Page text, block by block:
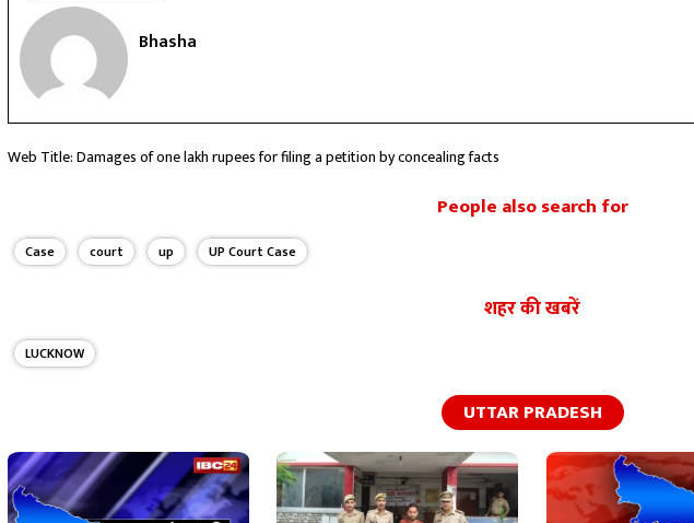
Bhasha
Web Title: Damages of one lakh rupees for filing a petition by concealing facts
People also search for
Case court up UP Court Case
शहर की खबरें
LUCKNOW
UTTAR PRADESH